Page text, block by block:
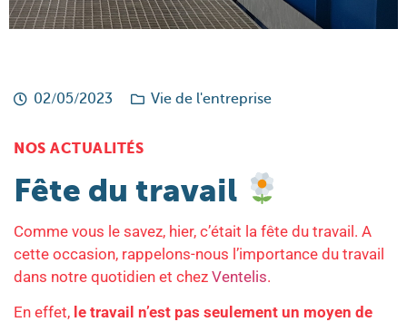
02/05/2023 Vie de l'entreprise
NOS ACTUALITÉS
Fête du travail
Comme vous le savez, hier, c’était la fête du travail. A
cette occasion, rappelons-nous l’importance du travail
dans notre quotidien et chez Ventelis.
En effet, le travail n’est pas seulement un moyen de